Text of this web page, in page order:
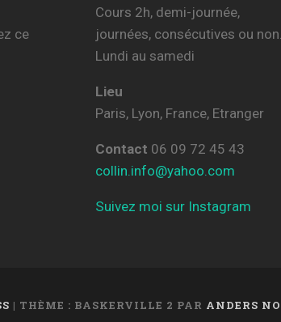
ce
Cours 2h, demi-journée,
journées, consécutives ou non.
Lundi au samedi
Lieu
Paris, Lyon, France, Etranger
Contact 06 09 72 45 43
collin.info@yahoo.com
Suivez moi sur Instagram
| THÈME : BASKERVILLE 2 PAR ANDERS